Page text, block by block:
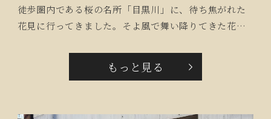
徒歩圏内である桜の名所「目黒川」に、待ち焦がれた
花見に行ってきました。そよ風で舞い降りてきた花び
もっと見る